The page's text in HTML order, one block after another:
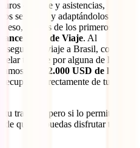
de viaje y asistencias,
servicios y adaptándolos a las
eso, fuimos de los primeros en
de Viaje. Al
seguro de viaje a Brasil, como el
tu viaje por alguna de las
hasta
2.000 USD de los
recuperar directamente de tu
travesía, pero si lo permites,
de que no puedas disfrutar tu